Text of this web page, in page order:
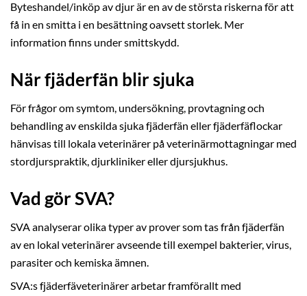
Byteshandel/inköp av djur är en av de största riskerna för att
få in en smitta i en besättning oavsett storlek. Mer
information finns under smittskydd.
När fjäderfän blir sjuka
För frågor om symtom, undersökning, provtagning och
behandling av enskilda sjuka fjäderfän eller fjäderfäflockar
hänvisas till lokala veterinärer på veterinärmottagningar med
stordjurspraktik, djurkliniker eller djursjukhus.
Vad gör SVA?
SVA analyserar olika typer av prover som tas från fjäderfän
av en lokal veterinärer avseende till exempel bakterier, virus,
parasiter och kemiska ämnen.
SVA:s fjäderfäveterinärer arbetar framförallt med